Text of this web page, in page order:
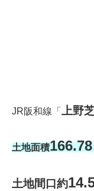
JR阪和線「 上野
土地面積166.78
土地間口約